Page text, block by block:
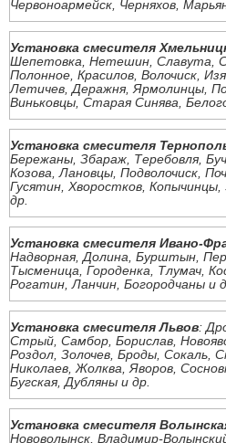
Червоноармейск, Черняхов,
Установка смесителя
Шепетовка, Нетешин, Славута,
Полонное, Красилов, Волочиск,
Летичев, Деражня, Ярмолинцы,
Виньковцы, Старая Синява,
Установка смесителя
Бережаны, Збараж, Теребовля,
Козова, Лановцы, Подволочиск,
Гусятин, Хворостков,
др.
Установка смесителя Ивано-
Надворная, Долина, Бурштын,
Тысменица, Городенка, Тлумач,
Рогатин, Ланчин, Богородчаны и
Установка смесителя Львов:
Стрый, Самбор, Борислав,
Роздол, Золочев, Броды, Сокаль,
Николаев, Жолква, Яворов,
Бугская, Дубляны и др.
Установка смесителя
Нововолынск, Владимир-